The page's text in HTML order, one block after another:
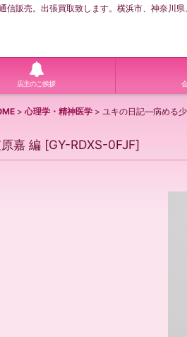
信販売。出張買取致します。横浜市、神奈
店主のご挨拶
> 心理学・精神医学 > ユキの日記―病める
嘉 編 [GY-RDXS-0FJF]